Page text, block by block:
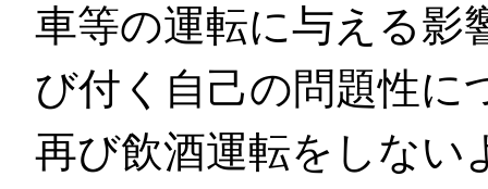
車等の運転に与える影
び付く自己の問題性に
再び飲酒運転をしない